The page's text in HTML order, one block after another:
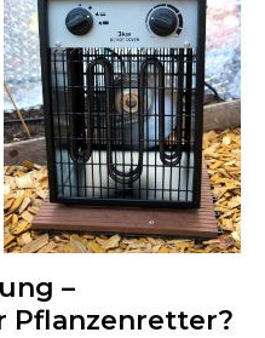
–
Pflanzenretter?